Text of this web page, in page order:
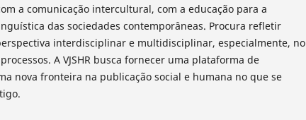
a comunicação intercultural, com a educação para a
das sociedades contemporâneas. Procura refletir
interdisciplinar e multidisciplinar, especialmente, no
A VJSHR busca fornecer uma plataforma de
nova fronteira na publicação social e humana no que se